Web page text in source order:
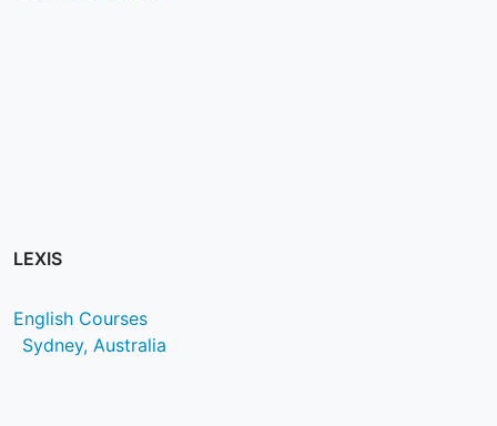
LEXIS
English Courses
Sydney, Australia